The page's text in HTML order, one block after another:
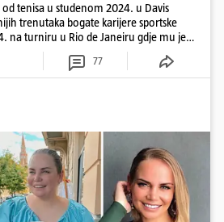
tenisa u studenom 2024. u Davis
trenutaka bogate karijere sportske
na turniru u Rio de Janeiru gdje mu je
iza klupe
77